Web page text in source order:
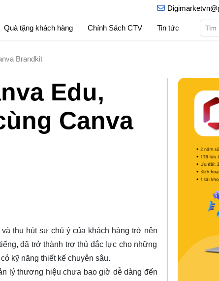
Quà tặng khách hàng Chính Sách CTV Tin tức
Brandkit
Edu,
Canva
thu hút sự chú ý của khách hàng trở nên
đã trở thành trợ thủ đắc lực cho những
kỹ năng thiết kế chuyên sâu.
lý thương hiệu chưa bao giờ dễ dàng đến